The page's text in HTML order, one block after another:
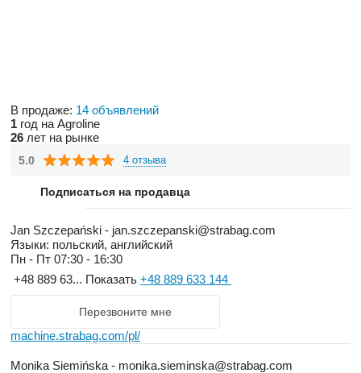
В продаже: 14 объявлений
1 год на Agroline
26 лет на рынке
5.0 4 отзыва
Подписаться на продавца
Jan Szczepański - jan.szczepanski@strabag.com
Языки: польский, английский
Пн - Пт 07:30 - 16:30
+48 889 63... Показать +48 889 633 144
Перезвоните мне
machine.strabag.com/pl/
Monika Siemińska - monika.sieminska@strabag.com